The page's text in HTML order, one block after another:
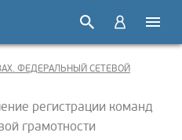
ФЕДЕРАЛЬНЫЙ СЕТЕВОЙ
регистрации команд
грамотности